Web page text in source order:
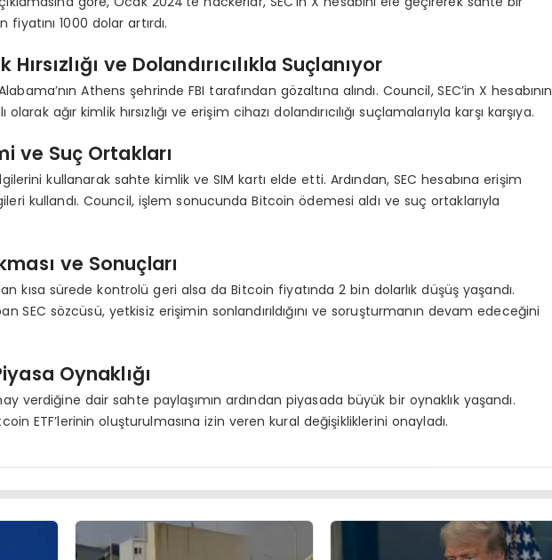
1000 dolar artırdı.
ve Dolandırıcılıkla Suçlanıyor
Athens şehrinde FBI tarafından gözaltına alındı. Council, SEC’in X hesabının
ağır kimlik hırsızlığı ve erişim cihazı dolandırıcılığı suçlamalarıyla karşı karşıya.
ve Suç Ortakları
kullanarak sahte kimlik ve SIM kartı elde etti. Ardından, SEC hesabına erişim
kullandı. Council, işlem sonucunda Bitcoin ödemesi aldı ve suç ortaklarıyla
ve Sonuçları
kısa sürede kontrolü geri alsa da Bitcoin fiyatında 2 bin dolarlık düşüş yaşandı.
SEC sözcüsü, yetkisiz erişimin sonlandırıldığını ve soruşturmanın devam edeceğini
Oynaklığı
verdiğine dair sahte paylaşımın ardından piyasada büyük bir oynaklık yaşandı.
ETF’lerinin oluşturulmasına izin veren kural değişikliklerini onayladı.